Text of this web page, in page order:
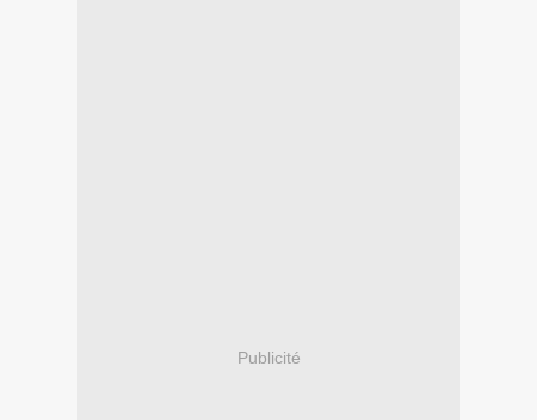
Publicité